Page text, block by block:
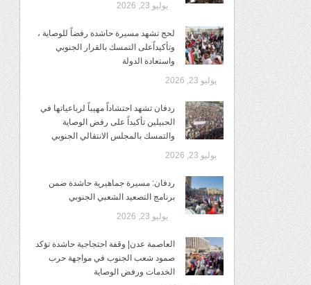
يوليو 23, 2026
لحج تشهد مسيرة حاشدة رفضاً للوصاية ،
وتأكيداًعلى التمسك بالقرار الجنوبي
واستعادة الدولة
يوليو 23, 2026
ردفان تشهد احتشاداً مهيباً لرباعياتها في
الحبيلين تأكيداً على رفض الوصاية
والتمسك بالمجلس الانتقالي الجنوبي
يوليو 23, 2026
ردفان: مسيرة جماهيرية حاشدة ضمن
برنامج التصعيد الشعبي الجنوبي
يوليو 23, 2026
العاصمة عدن| وقفة احتجاجية حاشدة تؤكد
صمود شعب الجنوب في مواجهة حرب
الخدمات ورفض الوصاية